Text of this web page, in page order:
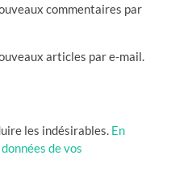
commentaires par
articles par e-mail.
les indésirables. En
de vos